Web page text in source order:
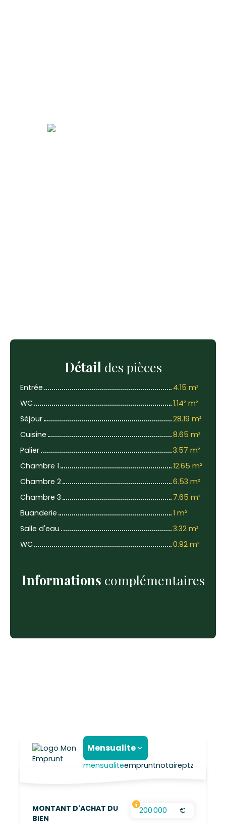
Détail des pièces
Entrée
4.15 m²
WC
1.14² m²
Séjour
28.19 m²
Cuisine
8.65 m²
Palier
3.57 m²
Chambre 1
12.65 m²
Chambre 2
6.53 m²
Chambre 3
7.65 m²
Buanderie
1 m²
Salle d'eau
3.32 m²
WC
0.92 m²
Informations complémentaires
Mensualite
mensualiteempruntnotaireptz
MONTANT D'ACHAT DU
BIEN
€